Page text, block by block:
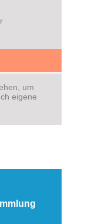
um
eigene